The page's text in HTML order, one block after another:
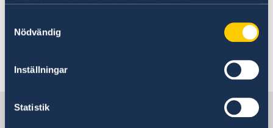
Nödvändig
Inställningar
Statistik
The Council of the European Union
restricts visa provision for Ethiopian
Sweden in Kenya, Nairobi